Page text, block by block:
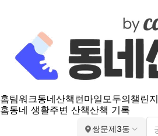
홈팀워크동네산책 런마일모두의챌린지
홈동네 생활주변 산책산책 기록
쌍문제3동